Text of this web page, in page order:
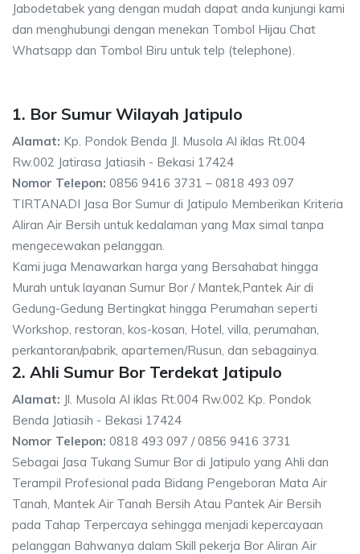
Jabodetabek yang dengan mudah dapat anda kunjungi kami
dan menghubungi dengan menekan Tombol Hijau Chat
Whatsapp dan Tombol Biru untuk telp (telephone).
1. Bor Sumur Wilayah Jatipulo
Alamat: Kp. Pondok Benda Jl. Musola Al iklas Rt.004
Rw.002 Jatirasa Jatiasih - Bekasi 17424
Nomor Telepon: 0856 9416 3731 – 0818 493 097
TIRTANADI Jasa Bor Sumur di Jatipulo Memberikan Kriteria
Aliran Air Bersih untuk kedalaman yang Max simal tanpa
mengecewakan pelanggan.
Kami juga Menawarkan harga yang Bersahabat hingga
Murah untuk layanan Sumur Bor / Mantek,Pantek Air di
Gedung-Gedung Bertingkat hingga Perumahan seperti
Workshop, restoran, kos-kosan, Hotel, villa, perumahan,
perkantoran/pabrik, apartemen/Rusun, dan sebagainya.
2. Ahli Sumur Bor Terdekat Jatipulo
Alamat: Jl. Musola Al iklas Rt.004 Rw.002 Kp. Pondok
Benda Jatiasih - Bekasi 17424
Nomor Telepon: 0818 493 097 / 0856 9416 3731
Sebagai Jasa Tukang Sumur Bor di Jatipulo yang Ahli dan
Terampil Profesional pada Bidang Pengeboran Mata Air
Tanah, Mantek Air Tanah Bersih Atau Pantek Air Bersih
pada Tahap Terpercaya sehingga menjadi kepercayaan
pelanggan Bahwanya dalam Skill pekerja Bor Aliran Air